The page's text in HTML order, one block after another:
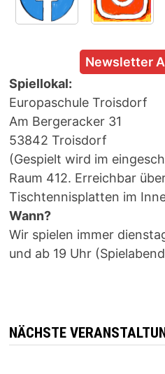
Newsletter
Spiellokal:
Europaschule Troisdorf
Am Bergeracker 31
53842 Troisdorf
(Gespielt wird im
Raum 412. Erreichbar
Tischtennisplatten im
Wann?
Wir spielen immer
und ab 19 Uhr
NÄCHSTE